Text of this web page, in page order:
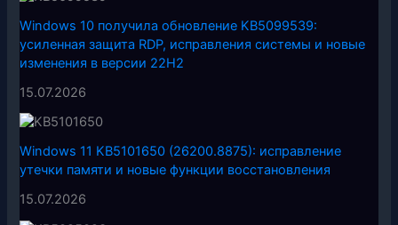
Windows 10 получила обновление KB5099539:
усиленная защита RDP, исправления системы и новые
изменения в версии 22H2
15.07.2026
Windows 11 KB5101650 (26200.8875): исправление
утечки памяти и новые функции восстановления
15.07.2026